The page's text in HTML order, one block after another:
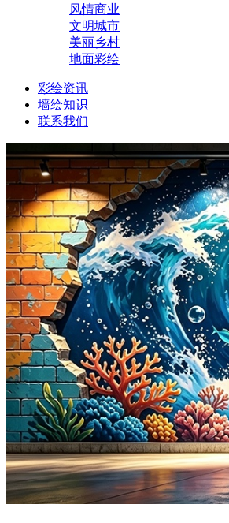
风情商业
文明城市
美丽乡村
地面彩绘
彩绘资讯
墙绘知识
联系我们